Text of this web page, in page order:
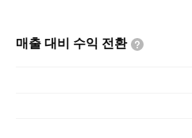
매출 대비 수익 전환